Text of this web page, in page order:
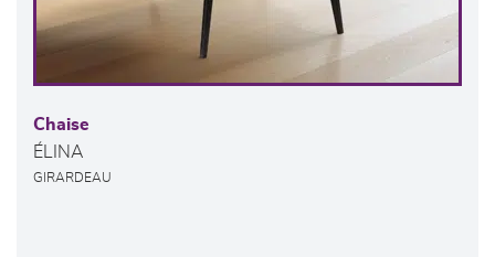
Chaise
ÉLINA
GIRARDEAU